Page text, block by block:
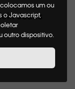
um ou
o Javascript,
outro dispositivo.
e quais
dados
nosso site,
Jeans